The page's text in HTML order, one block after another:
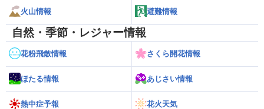
火山情報 避難情報
自然・季節・レジャー情報
花粉飛散情報 さくら開花情報
ほたる情報 あじさい情報
熱中症予報 花火天気